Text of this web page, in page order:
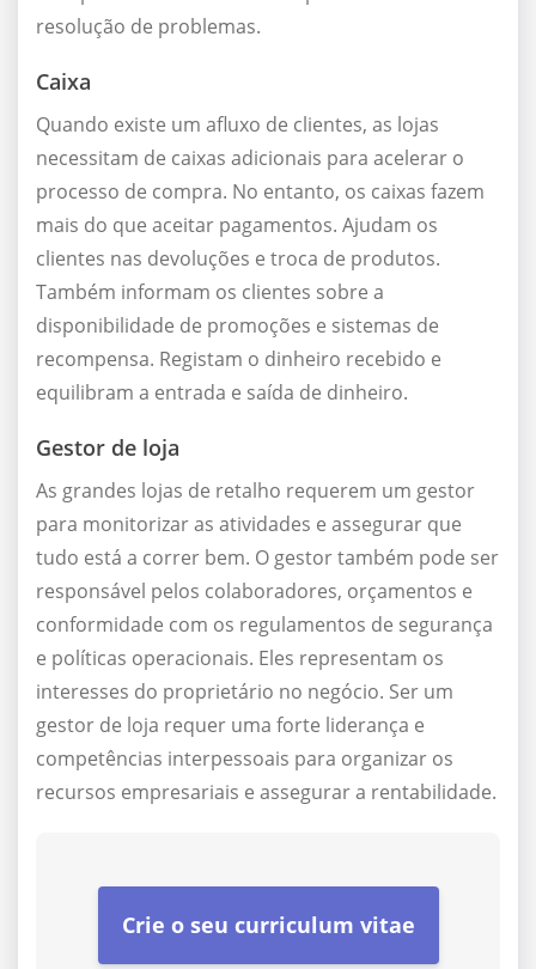
resolução de problemas.
Caixa
Quando existe um afluxo de clientes, as lojas
necessitam de caixas adicionais para acelerar o
processo de compra. No entanto, os caixas fazem
mais do que aceitar pagamentos. Ajudam os
clientes nas devoluções e troca de produtos.
Também informam os clientes sobre a
disponibilidade de promoções e sistemas de
recompensa. Registam o dinheiro recebido e
equilibram a entrada e saída de dinheiro.
Gestor de loja
As grandes lojas de retalho requerem um gestor
para monitorizar as atividades e assegurar que
tudo está a correr bem. O gestor também pode ser
responsável pelos colaboradores, orçamentos e
conformidade com os regulamentos de segurança
e políticas operacionais. Eles representam os
interesses do proprietário no negócio. Ser um
gestor de loja requer uma forte liderança e
competências interpessoais para organizar os
recursos empresariais e assegurar a rentabilidade.
Crie o seu curriculum vitae